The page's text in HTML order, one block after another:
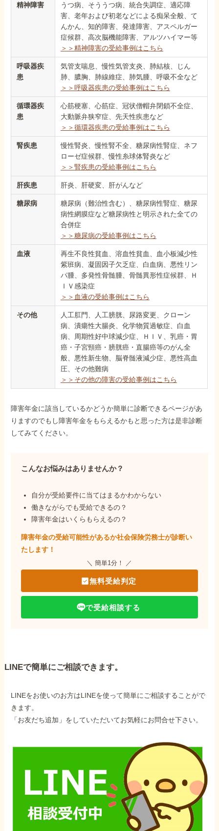
精神障害
うつ病、そううつ病、統合失調症、適応障
害、老年および初老などによる痴呆全般、て
んかん、知的障害、発達障害、アスペルガー
症候群、高次脳機能障害、アルツハイマー等
＞＞精神障害の受給事例はこちら
呼吸器疾
患
気管支喘息、慢性気管支炎、肺結核、じん
肺、膿胸、肺線維症、肺気腫、呼吸不全など
＞＞呼吸器疾患の受給事例はこちら
循環器疾
患
心筋梗塞、心筋症、冠状僧帽弁閉鎖不全症、
大動脈弁狭窄症、先天性疾患など
＞＞循環器疾患の受給事例はこちら
腎疾患
慢性腎炎、慢性腎不全、糖尿病性腎症、ネフ
ローゼ症候群、慢性糸球体腎炎など
＞＞腎疾患の受給事例はこちら
肝疾患 肝炎、肝硬変、肝がんなど
糖尿病
糖尿病（難治性含む）、糖尿病性腎症、糖尿
病性網膜症など糖尿病性と明示された全ての
合併症
＞＞糖尿病の受給事例はこちら
血液
再生不良性貧血、溶血性貧血、血小板減少性
紫班病、凝固因子欠乏症、白血病、悪性リン
パ腫、多発性骨髄腫、骨髄異形性症候群、Ｈ
ＩＶ感染症
＞＞血液の受給事例はこちら
その他
人工肛門、人工膀胱、尿路変更、クローン
病、潰瘍性大腸炎、化学物質過敏症、白血
病、周期性好中球減少症、ＨＩＶ、乳癌・胃
癌・子宮頸癌・膀胱癌・直腸癌等のがん全
般、悪性新生物、脳脊髄液減少症、悪性高血
圧、その他難病
＞＞その他の障害の受給事例はこちら
障害年金に該当しているかどうか簡単に診断できるページがあ
りますのでもし障害年金をもらえるかもと思った方は是非診断
してみてください。
こんなお悩みはありませんか？
自分が受給要件に当てはまるかわからない
働きながらでも受給できるの？
障害年金はいくらもらえるの？
障害年金の受給可能性があるか社会保険労務士が診断い
たします！
＼ 簡単1分！ ／
無料受給判定
で受給相談する
LINEで簡単にご相談できます。
LINEをお使いのお方はLINEを使って簡単にご相談することがで
きます。
「お友だち追加」をしていただいてお気軽にお問合せ下さい。